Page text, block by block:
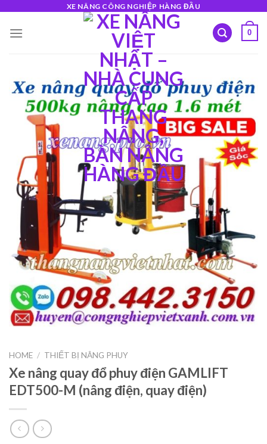
content
XE NÂNG CÔNG NGHIỆP HÀNG ĐẦU
0
HOME / THIẾT BỊ NÂNG PHUY
Xe nâng quay đổ phuy điện GAMLIFT
EDT500-M (nâng điện, quay điện)